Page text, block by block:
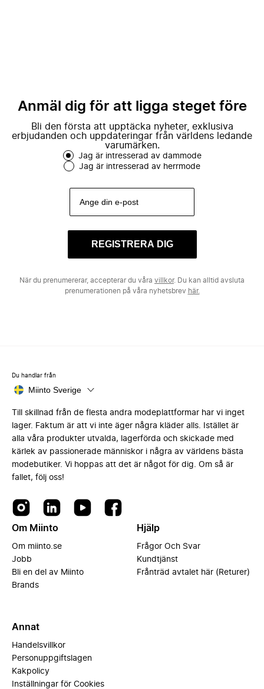
Anmäl dig för att ligga steget före
Bli den första att upptäcka nyheter, exklusiva
erbjudanden och uppdateringar från världens ledande
varumärken.
Jag är intresserad av dammode
Jag är intresserad av herrmode
REGISTRERA DIG
När du prenumererar, accepterar du våra villkor. Du kan alltid avsluta
prenumerationen på våra nyhetsbrev här.
Du handlar från
Miinto Sverige
Till skillnad från de flesta andra modeplattformar har vi inget
lager. Faktum är att vi inte äger några kläder alls. Istället är
alla våra produkter utvalda, lagerförda och skickade med
kärlek av passionerade människor i några av världens bästa
modebutiker. Vi hoppas att det är något för dig. Om så är
fallet, följ oss!
Om Miinto
Om miinto.se
Jobb
Bli en del av Miinto
Brands
Hjälp
Frågor Och Svar
Kundtjänst
Frånträd avtalet här (Returer)
Annat
Handelsvillkor
Personuppgiftslagen
Kakpolicy
Inställningar för Cookies